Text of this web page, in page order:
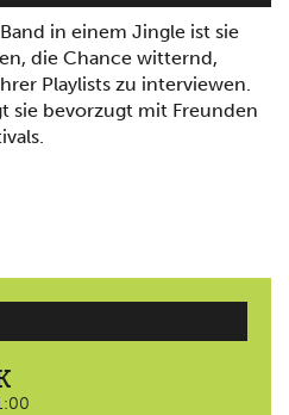
in einem Jingle ist sie
die Chance witternd,
Playlists zu interviewen.
sie bevorzugt mit Freunden